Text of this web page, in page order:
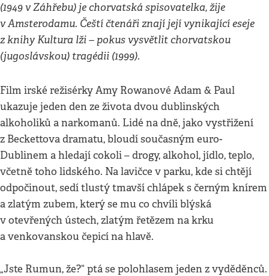
(1949 v Záhřebu) je chorvatská spisovatelka, žije
v Amsterodamu. Čeští čtenáři znají její vynikající eseje
z knihy Kultura lži – pokus vysvětlit chorvatskou
(jugoslávskou) tragédii (1999).
Film irské režisérky Amy Rowanové Adam & Paul
ukazuje jeden den ze života dvou dublinských
alkoholiků a narkomanů. Lidé na dně, jako vystřižení
z Beckettova dramatu, bloudí současným euro-
Dublinem a hledají cokoli – drogy, alkohol, jídlo, teplo,
včetně toho lidského. Na lavičce v parku, kde si chtějí
odpočinout, sedí tlustý tmavší chlápek s černým knírem
a zlatým zubem, který se mu co chvíli blýská
v otevřených ústech, zlatým řetězem na krku
a venkovanskou čepicí na hlavě.
„Jste Rumun, že?“ ptá se polohlasem jeden z vyděděnců.